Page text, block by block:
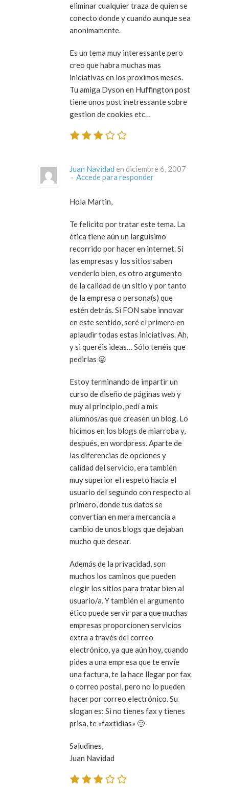
eliminar cualquier traza de quien se
conecto donde y cuando aunque sea
anonimamente.
Es un tema muy interessante pero
creo que habra muchas mas
iniciativas en los proximos meses.
Tu amiga Dyson en Huffington post
tiene unos post inetressante sobre
gestion de cookies etc…
Juan Navidad en diciembre 6, 2007
· Accede para responder
Hola Martin,
Te felicito por tratar este tema. La
ética tiene aún un larguísimo
recorrido por hacer en internet. Si
las empresas y los sitios saben
venderlo bien, es otro argumento
de la calidad de un sitio y por tanto
de la empresa o persona(s) que
estén detrás. Si FON sabe innovar
en este sentido, seré el primero en
aplaudir todas estas iniciativas. Ah,
y si queréis ideas… Sólo tenéis que
pedirlas 😛
Estoy terminando de impartir un
curso de diseño de páginas web y
muy al principio, pedí a mis
alumnos/as que creasen un blog. Lo
hicimos en los blogs de miarroba y,
después, en wordpress. Aparte de
las diferencias de opciones y
calidad del servicio, era también
muy superior el respeto hacia el
usuario del segundo con respecto al
primero, donde tus datos se
convertían en mera mercancía a
cambio de unos blogs que dejaban
mucho que desear.
Además de la privacidad, son
muchos los caminos que pueden
elegir los sitios para tratar bien al
usuario/a. Y también el argumento
ético puede servir para que muchas
empresas proporcionen servicios
extra a través del correo
electrónico, ya que aún hoy, cuando
pides a una empresa que te envíe
una factura, te la hace llegar por fax
o correo postal, pero no lo pueden
hacer por correo electrónico. Su
slogan es: Si no tienes fax y tienes
prisa, te «faxtidias» 🙂
Saludines,
Juan Navidad